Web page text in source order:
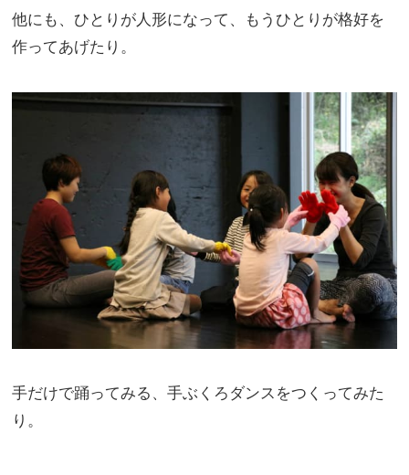
他にも、ひとりが人形になって、もうひとりが格好を
作ってあげたり。
手だけで踊ってみる、手ぶくろダンスをつくってみた
り。